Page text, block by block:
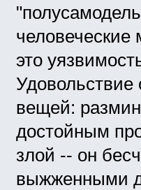
это
Удовольствие
вещей:
достойным
злой -- он
выжженными